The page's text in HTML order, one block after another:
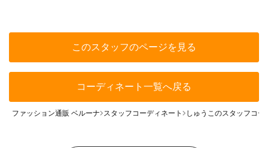
このスタッフのページを見る
コーディネート一覧へ戻る
ファッション通販 ベルーナ スタッフコーディネート しゅうこのスタッフコー